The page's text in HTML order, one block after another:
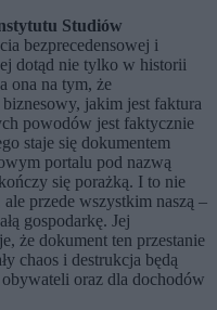
Studiów
bezprecedensowej i
dotąd nie tylko w historii
ona na tym, że
jakim jest faktura
powodów jest faktycznie
staje się dokumentem
portalu pod nazwą
się porażką. I to nie
przede wszystkim naszą –
gospodarkę. Jej
że dokument ten przestanie
chaos i destrukcja będą
oraz dla dochodów